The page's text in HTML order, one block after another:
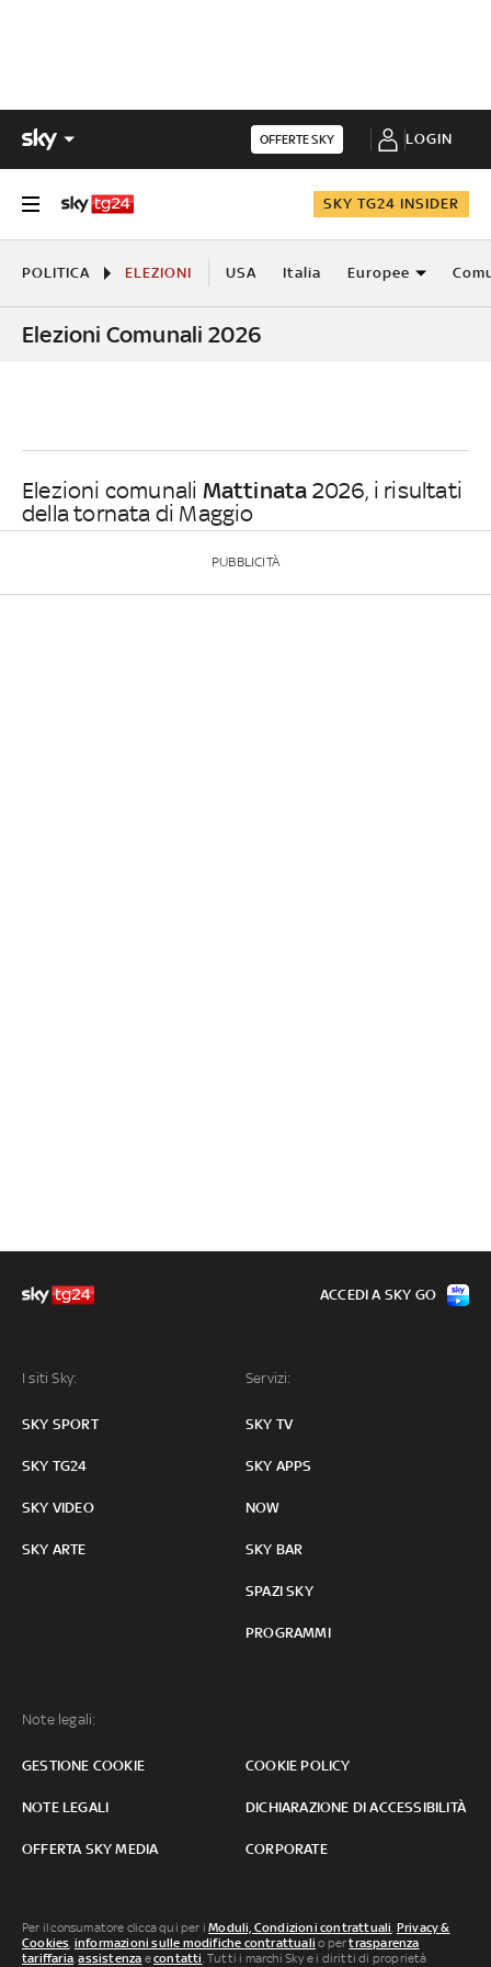
OFFERTE SKY LOGIN
SKY TG24 INSIDER
POLITICA ELEZIONI USA Italia Europee
Elezioni Comunali 2026
Elezioni comunali Mattinata 2026, i risultati
della tornata di Maggio
PUBBLICITÀ
I siti Sky:
SKY SPORT
SKY TG24
SKY VIDEO
SKY ARTE
Servizi:
SKY TV
SKY APPS
NOW
SKY BAR
SPAZI SKY
PROGRAMMI
Note legali:
GESTIONE COOKIE COOKIE POLICY
NOTE LEGALI DICHIARAZIONE DI ACCESSIBILITÀ
OFFERTA SKY MEDIA CORPORATE
ACCEDI A SKY GO
Per il consumatore clicca qui per iModuli, Condizioni contrattuali, Privacy &
Cookies, informazioni sulle modifiche contrattuali o pertrasparenza
tariffaria,assistenza econtatti. Tutti i marchi Sky e i diritti di proprietà